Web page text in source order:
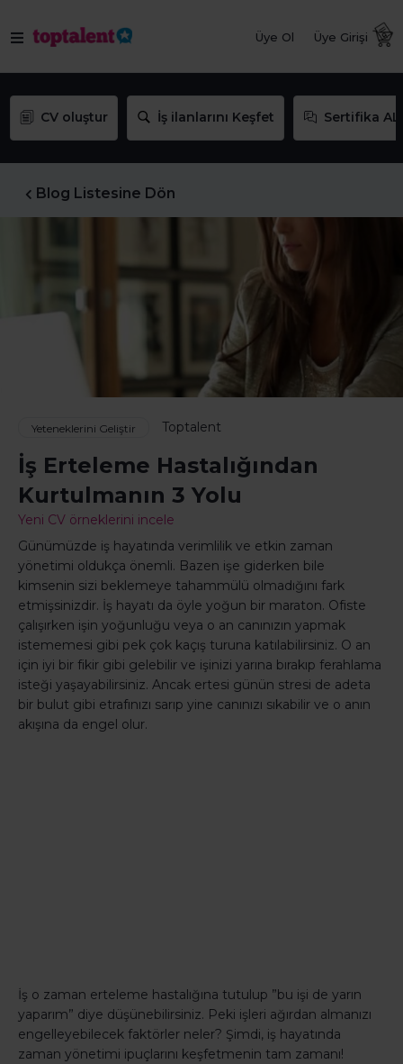
Üye Ol Üye Girişi
CV oluştur İş ilanlarını Keşfet Sertifika AL
Blog Listesine Dön
Yeteneklerini Geliştir Toptalent
İş Erteleme Hastalığından
Kurtulmanın 3 Yolu
Yeni CV örneklerini incele
Günümüzde iş hayatında verimlilik ve etkin zaman
yönetimi oldukça önemli. Bazen işe giderken bile
kimsenin sizi beklemeye tahammülü olmadığını fark
etmişsinizdir. İş hayatı da öyle yoğun bir maraton. Ofiste
çalışırken işin yoğunluğu veya o an canınızın yapmak
istememesi gibi pek çok kaçış turuna katılabilirsiniz. O an
için iyi bir fikir gibi gelebilir ve işinizi yarına bırakıp ferahlama
isteği yaşayabilirsiniz. Ancak ertesi günün stresi de adeta
bir bulut gibi etrafınızı sarıp yine canınızı sıkabilir ve o anın
akışına da engel olur.
İş o zaman erteleme hastalığına tutulup ”bu işi de yarın
yaparım” diye düşünebilirsiniz. Peki işleri ağırdan almanızı
engelleyebilecek faktörler neler? Şimdi, iş hayatında
zaman yönetimi ipuçlarını keşfetmenin tam zamanı!